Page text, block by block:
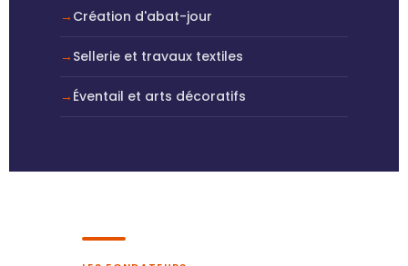
Création d'abat-jour
Sellerie et travaux textiles
Éventail et arts décoratifs